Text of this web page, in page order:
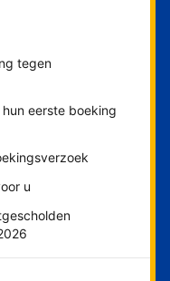
tegen
eerste boeking
u